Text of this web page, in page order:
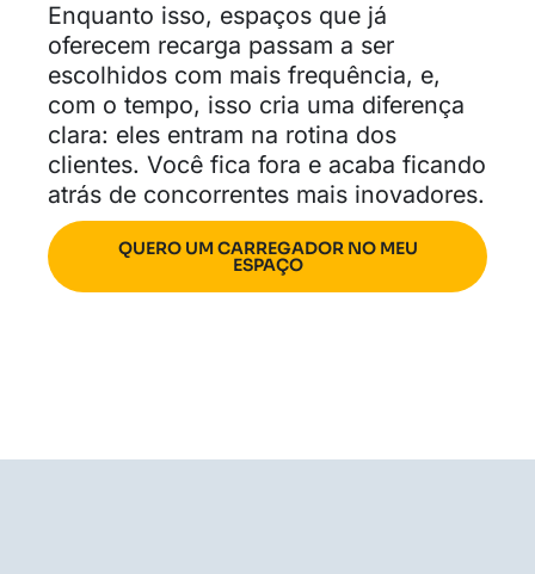
Enquanto isso, espaços que já
oferecem recarga passam a ser
escolhidos com mais frequência, e,
com o tempo, isso cria uma diferença
clara: eles entram na rotina dos
clientes. Você fica fora e acaba ficando
atrás de concorrentes mais inovadores.
QUERO UM CARREGADOR NO MEU
ESPAÇO